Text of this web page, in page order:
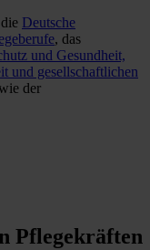
Deutsche
, das
und Gesundheit,
und gesellschaftlichen
der
Pflegekräften